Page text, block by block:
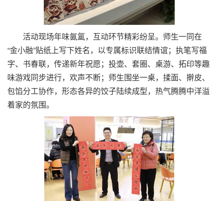
活动现场年味氤氲，互动环节精彩纷呈。师生一同在
“金小融”贴纸上写下姓名，以专属标识联结情谊；执笔写福
字、书春联，传递新年祝愿；投壶、套圈、桌游、拓印等趣
味游戏同步进行，欢声不断；师生围坐一桌，揉面、擀皮、
包馅分工协作，形态各异的饺子陆续成型，热气腾腾中洋溢
着家的氛围。